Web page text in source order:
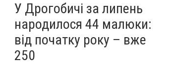
У Дрогобичі за липень
народилося 44 малюки:
від початку року – вже
250